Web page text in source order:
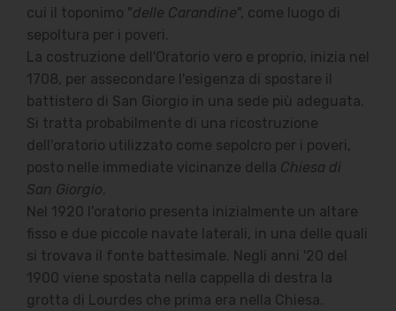
cui il toponimo "delle Carandine", come luogo di
sepoltura per i poveri.
La costruzione dell'Oratorio vero e proprio, inizia nel
1708, per assecondare l'esigenza di spostare il
battistero di San Giorgio in una sede più adeguata.
Si tratta probabilmente di una ricostruzione
dell'oratorio utilizzato come sepolcro per i poveri,
posto nelle immediate vicinanze della Chiesa di
San Giorgio.
Nel 1920 l'oratorio presenta inizialmente un altare
fisso e due piccole navate laterali, in una delle quali
si trovava il fonte battesimale. Negli anni '20 del
1900 viene spostata nella cappella di destra la
grotta di Lourdes che prima era nella Chiesa.